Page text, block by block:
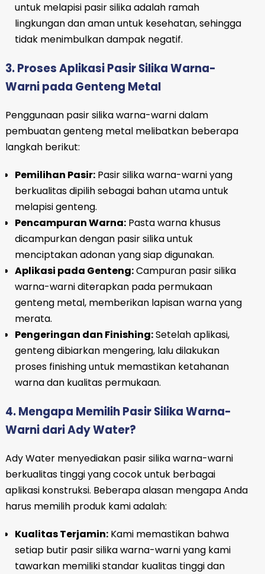
untuk melapisi pasir silika adalah ramah
lingkungan dan aman untuk kesehatan, sehingga
tidak menimbulkan dampak negatif.
3. Proses Aplikasi Pasir Silika Warna-
Warni pada Genteng Metal
Penggunaan pasir silika warna-warni dalam
pembuatan genteng metal melibatkan beberapa
langkah berikut:
Pemilihan Pasir:Pasir silika warna-warni yang
berkualitas dipilih sebagai bahan utama untuk
melapisi genteng.
Pencampuran Warna:Pasta warna khusus
dicampurkan dengan pasir silika untuk
menciptakan adonan yang siap digunakan.
Aplikasi pada Genteng:Campuran pasir silika
warna-warni diterapkan pada permukaan
genteng metal, memberikan lapisan warna yang
merata.
Pengeringan dan Finishing:Setelah aplikasi,
genteng dibiarkan mengering, lalu dilakukan
proses finishing untuk memastikan ketahanan
warna dan kualitas permukaan.
4. Mengapa Memilih Pasir Silika Warna-
Warni dari Ady Water?
Ady Water menyediakan pasir silika warna-warni
berkualitas tinggi yang cocok untuk berbagai
aplikasi konstruksi. Beberapa alasan mengapa Anda
harus memilih produk kami adalah:
Kualitas Terjamin:Kami memastikan bahwa
setiap butir pasir silika warna-warni yang kami
tawarkan memiliki standar kualitas tinggi dan